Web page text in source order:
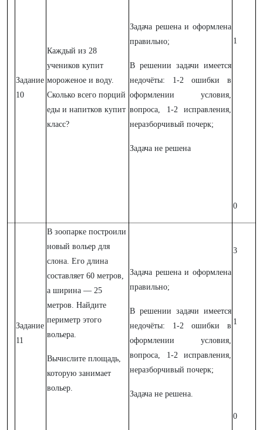
Задание
10
Каждый из 28
учеников купит
мороженое и воду.
Сколько всего порций
еды и напитков купит
класс?
Задача решена и оформлена
правильно;
В решении задачи имеется
недочёты: 1-2 ошибки в
оформлении условия,
вопроса, 1-2 исправления,
неразборчивый почерк;
Задача не решена
1
0
Задание
11
В зоопарке построили
новый вольер для
слона. Его длина
составляет 60 метров,
а ширина — 25
метров. Найдите
периметр этого
вольера.
Вычислите площадь,
которую занимает
вольер.
Задача решена и оформлена
правильно;
В решении задачи имеется
недочёты: 1-2 ошибки в
оформлении условия,
вопроса, 1-2 исправления,
неразборчивый почерк;
Задача не решена.
3
1
0